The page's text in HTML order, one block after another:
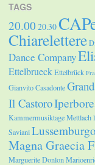
TAGS
20.00 20.30
Chiarelettere
Dance Company
EttelbrueckEttelbrück
Gianvito Casadonte
Il Castoro
Kammermusiktage Mettlach
SavianiLussemburgo
Magna Graecia
Marguerite Donlon